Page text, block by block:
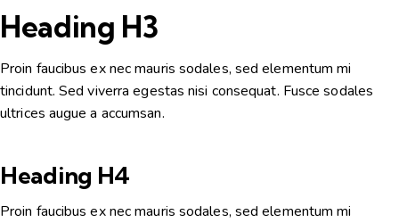
Heading H3
Proin faucibus ex nec mauris sodales, sed elementum mi
tincidunt. Sed viverra egestas nisi consequat. Fusce sodales
ultrices augue a accumsan.
Heading H4
Proin faucibus ex nec mauris sodales, sed elementum mi